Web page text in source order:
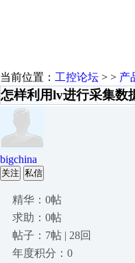
当前位置： 工控论坛 > > 产
怎样利用lv进行采集数
bigchina
关注 私信
精华：0帖
求助：0帖
帖子：7帖 | 28回
年度积分：0